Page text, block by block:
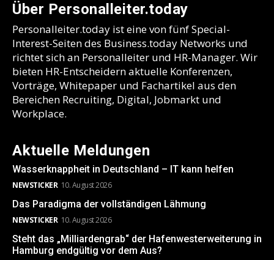
Über Personalleiter.today
Personalleiter.today ist eine von fünf Special-
Interest-Seiten des Business.today Networks und
richtet sich an Personalleiter und HR-Manager. Wir
bieten HR-Entscheidern aktuelle Konferenzen,
Vorträge, Whitepaper und Fachartikel aus den
Bereichen Recruiting, Digital, Jobmarkt und
Workplace.
Aktuelle Meldungen
Wasserknappheit in Deutschland – IT kann helfen
NEWSTICKER 10. August 2026
Das Paradigma der vollständigen Lähmung
NEWSTICKER 10. August 2026
Steht das „Milliardengrab“ der Hafenwesterweiterung in
Hamburg endgültig vor dem Aus?